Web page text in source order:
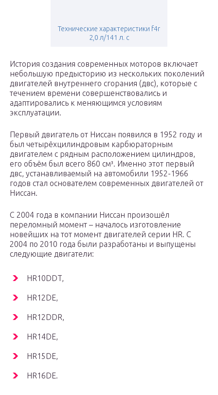
Технические характеристики f4r
2,0 л/141 л. с
История создания современных моторов включает
небольшую предысторию из нескольких поколений
двигателей внутреннего сгорания (двс), которые с
течением времени совершенствовались и
адаптировались к меняющимся условиям
эксплуатации.
Первый двигатель от Ниссан появился в 1952 году и
был четырёхцилиндровым карбюраторным
двигателем с рядным расположением цилиндров,
его объём был всего 860 см³. Именно этот первый
двс, устанавливаемый на автомобили 1952-1966
годов стал основателем современных двигателей от
Ниссан.
С 2004 года в компании Ниссан произошёл
переломный момент – началось изготовление
новейших на тот момент двигателей серии HR. С
2004 по 2010 года были разработаны и выпущены
следующие двигатели:
HR10DDT,
HR12DE,
HR12DDR,
HR14DE,
HR15DE,
HR16DE.